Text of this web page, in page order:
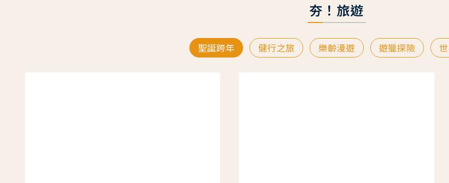
夯！旅遊
聖誕跨年 健行之旅 樂齡漫遊 遊獵探險